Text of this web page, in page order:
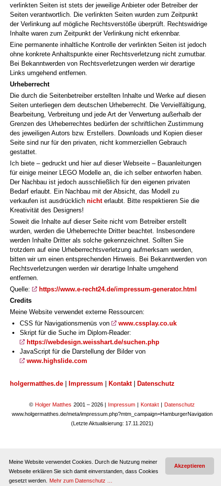
verlinkten Seiten ist stets der jeweilige Anbieter oder Betreiber der
Seiten verantwortlich. Die verlinkten Seiten wurden zum Zeitpunkt
der Verlinkung auf mögliche Rechtsverstöße überprüft. Rechtswidrige
Inhalte waren zum Zeitpunkt der Verlinkung nicht erkennbar.
Eine permanente inhaltliche Kontrolle der verlinkten Seiten ist jedoch
ohne konkrete Anhaltspunkte einer Rechtsverletzung nicht zumutbar.
Bei Bekanntwerden von Rechtsverletzungen werden wir derartige
Links umgehend entfernen.
Urheberrecht
Die durch die Seitenbetreiber erstellten Inhalte und Werke auf diesen
Seiten unterliegen dem deutschen Urheberrecht. Die Vervielfältigung,
Bearbeitung, Verbreitung und jede Art der Verwertung außerhalb der
Grenzen des Urheberrechtes bedürfen der schriftlichen Zustimmung
des jeweiligen Autors bzw. Erstellers. Downloads und Kopien dieser
Seite sind nur für den privaten, nicht kommerziellen Gebrauch
gestattet.
Ich biete – gedruckt und hier auf dieser Webseite – Bauanleitungen
für einige meiner LEGO Modelle an, die ich selber entworfen haben.
Der Nachbau ist jedoch ausschließlich für den eigenen privaten
Bedarf erlaubt. Ein Nachbau mit der Absicht, das Modell zu
verkaufen ist ausdrücklich nichterlaubt. Bitte respektieren Sie die
Kreativität des Designers!
Soweit die Inhalte auf dieser Seite nicht vom Betreiber erstellt
wurden, werden die Urheberrechte Dritter beachtet. Insbesondere
werden Inhalte Dritter als solche gekennzeichnet. Sollten Sie
trotzdem auf eine Urheberrechtsverletzung aufmerksam werden,
bitten wir um einen entsprechenden Hinweis. Bei Bekanntwerden von
Rechtsverletzungen werden wir derartige Inhalte umgehend
entfernen.
Quelle:
https://www.e-recht24.de/impressum-generator.html
Credits
Meine Website verwendet externe Ressourcen:
CSS für Navigationsmenüs von
www.cssplay.co.uk
Skript für die Suche im Diplom-Reader:
https://webdesign.weisshart.de/suchen.php
JavaScript für die Darstellung der Bilder von
www.highslide.com
holgermatthes.de Impressum Kontakt| Datenschutz
© Holger Matthes 2001 – 2026 | Impressum | Kontakt | Datenschutz
www.holgermatthes.de/meta/impressum.php?mtm_campaign=HamburgerNavigation
(Letzte Aktualisierung: 17.11.2021)
Akzeptieren
Meine Website verwendet Cookies. Durch die Nutzung meiner
Webseite erklären Sie sich damit einverstanden, dass Cookies
gesetzt werden.
Mehr zum Datenschutz …